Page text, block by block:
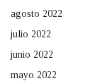
agosto 2022
julio 2022
junio 2022
mayo 2022